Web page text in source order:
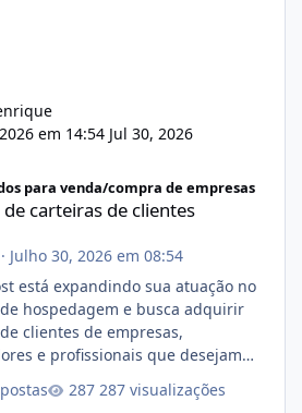
em 14:54 Jul 30, 2026
para venda/compra de empresas
carteiras de clientes
· Julho 30, 2026 em 08:54
está expandindo sua atuação no
hospedagem e busca adquirir
clientes de empresas,
e profissionais que desejam
Se você possui clientes ativos de
287 visualizações